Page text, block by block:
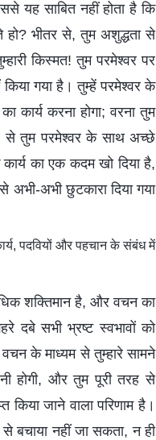
यह साबित नहीं होता है कि
हो? भीतर से, तुम अशुद्धता से
किस्मत! तुम परमेश्वर पर
किया गया है। तुम्हें परमेश्वर के
कार्य करना होगा; वरना तुम
से तुम परमेश्वर के साथ अच्छे
का एक कदम खो दिया है,
अभी-अभी छुटकारा दिया गया
पदवियों और पहचान के संबंध में
शक्तिमान है, और वचन का
दबे सभी भ्रष्ट स्वभावों को
के माध्यम से तुम्हारे सामने
होगी, और तुम पूरी तरह से
जाने वाला परिणाम है।
बचाया नहीं जा सकता, न ही